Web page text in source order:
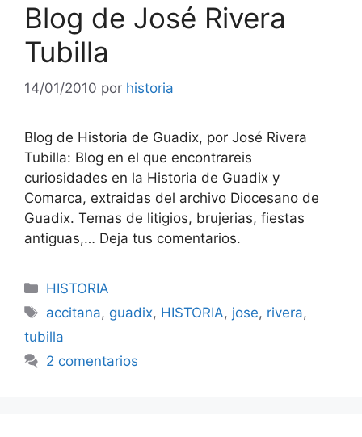
Blog de José Rivera
Tubilla
14/01/2010 por historia
Blog de Historia de Guadix, por José Rivera
Tubilla: Blog en el que encontrareis
curiosidades en la Historia de Guadix y
Comarca, extraidas del archivo Diocesano de
Guadix. Temas de litigios, brujerias, fiestas
antiguas,… Deja tus comentarios.
Categorías
HISTORIA
Etiquetas
accitana, guadix, HISTORIA, jose, rivera,
tubilla
2 comentarios